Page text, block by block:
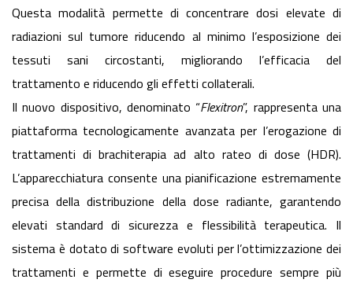
Questa modalità permette di concentrare dosi elevate di
radiazioni sul tumore riducendo al minimo l’esposizione dei
tessuti sani circostanti, migliorando l’efficacia del
trattamento e riducendo gli effetti collaterali.
Il nuovo dispositivo, denominato “Flexitron”, rappresenta una
piattaforma tecnologicamente avanzata per l’erogazione di
trattamenti di brachiterapia ad alto rateo di dose (HDR).
L’apparecchiatura consente una pianificazione estremamente
precisa della distribuzione della dose radiante, garantendo
elevati standard di sicurezza e flessibilità terapeutica. Il
sistema è dotato di software evoluti per l’ottimizzazione dei
trattamenti e permette di eseguire procedure sempre più